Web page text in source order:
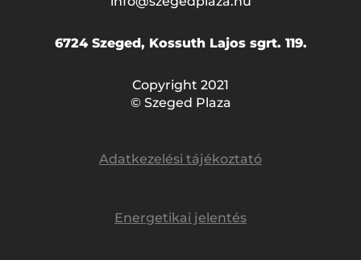
6724 Szeged, Kossuth Lajos sgrt. 119.
Copyright 2021
© Szeged Plaza
Adatkezelési tájékoztató
Energetikai jelentés